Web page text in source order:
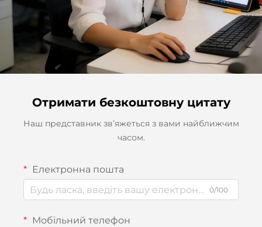
Отримати безкоштовну цитату
Наш представник зв’яжеться з вами найближчим
часом.
Електронна пошта
0/100
Мобільний телефон